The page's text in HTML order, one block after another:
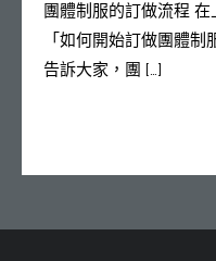
團體制服的訂做流程
「如何開始訂做團體
告訴大家，團 […]